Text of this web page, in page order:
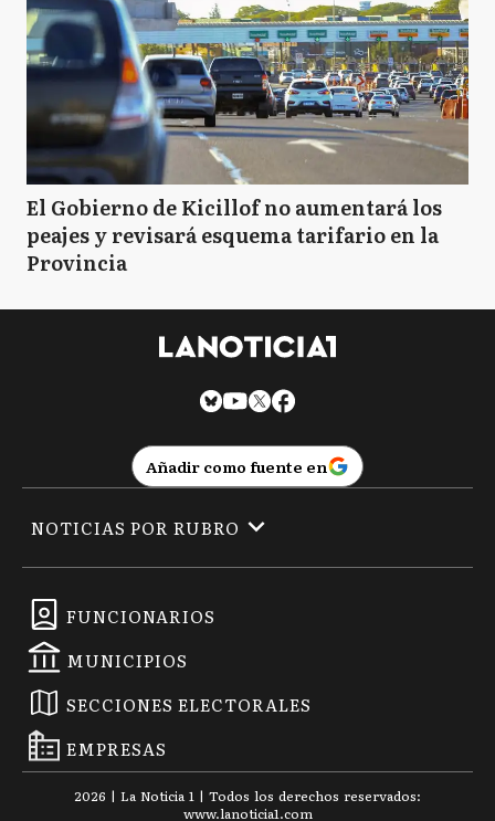
El Gobierno de Kicillof no aumentará los
peajes y revisará esquema tarifario en la
Provincia
Añadir como fuente en
FUNCIONARIOS
MUNICIPIOS
SECCIONES ELECTORALES
EMPRESAS
NOTICIAS POR RUBRO
2026 | La Noticia 1 | Todos los derechos reservados:
www.lanoticia1.com